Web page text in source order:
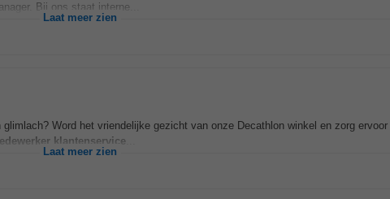
Bij ons staat interne...
Laat meer zien
Word het vriendelijke gezicht van onze Decathlon winkel en zorg
klantenservice
Laat meer zien